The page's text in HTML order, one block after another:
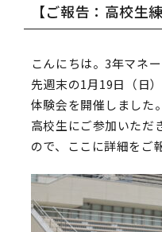
【ご報告：高校生
こんにちは。3年マネ
先週末の1月19日（日
体験会を開催しました
高校生にご参加いただ
ので、ここに詳細をご